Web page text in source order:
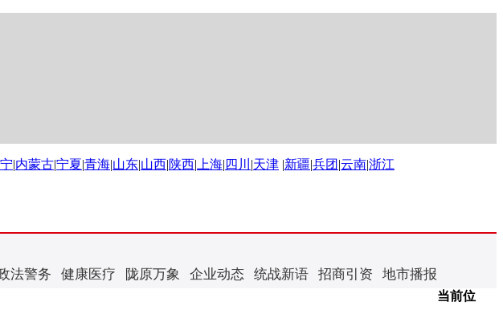
|内蒙古|宁夏|青海|山东|山西|陕西| 上海| 四川 |天津 |新疆|兵团 |云南|浙江
法警务 健康医疗 陇原万象 企业动态 统战新语 招商引资 地市播报
当前位